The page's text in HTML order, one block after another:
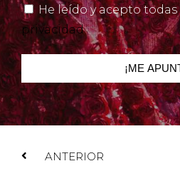
He leído y acepto
privacidad
¡ME
ANTERIOR